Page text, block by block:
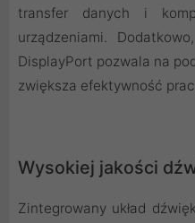
transfer danych i
urządzeniami.
DisplayPort pozwala na
zwiększa efektywność
Wysokiej jakości
Zintegrowany układ